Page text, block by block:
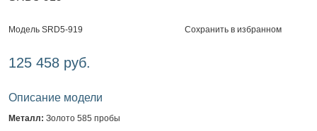
Модель SRD5-919 Сохранить в избранном
125 458 руб.
Описание модели
Металл: Золото 585 пробы